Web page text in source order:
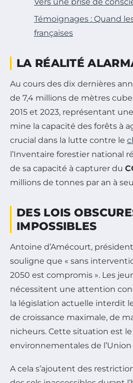
Témoignages : Quand
françaises
LA RÉALITÉ
Au cours des dix dernières
de 7,4 millions de mètres
2015 et 2023, représentant
mine la capacité des forêts à
crucial dans la lutte contre le
l’Inventaire forestier national
de sa capacité à capturer du
millions de tonnes par an à
DES LOIS
IMPOSSIBLES
Antoine d’Amécourt,
souligne que « sans
2050 est compromis ». Les
nécessitent une attention
la législation actuelle interdit
de croissance maximale, de
nicheurs. Cette situation est
environnementales de
A cela s’ajoutent des